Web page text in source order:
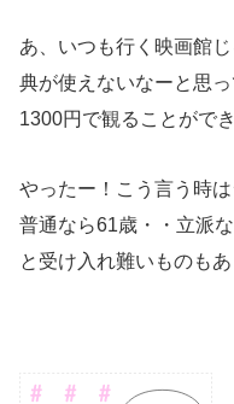
あ、いつも行く映画館
典が使えないなーと思
1300円で観ることがで
やったー！こう言う時
普通なら61歳・・立派
と受け入れ難いものもあ